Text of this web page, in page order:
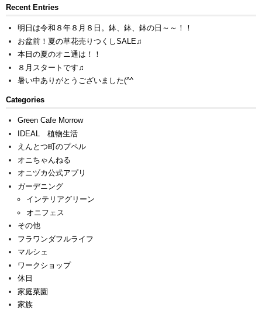
Recent Entries
明日は令和８年８月８日。鉢、鉢、鉢の日～～！！
お盆前！夏の草花売りつくしSALE♫
本日の夏のオニ通は！！
８月スタートです♫
暑い中ありがとうございました(^^ゞ
Categories
Green Cafe Morrow
IDEAL 植物生活
えんとつ町のプペル
オニちゃんねる
オニヅカ公式アプリ
ガーデニング
インテリアグリーン
オニフェス
その他
フラワンダフルライフ
マルシェ
ワークショップ
休日
家庭菜園
家族